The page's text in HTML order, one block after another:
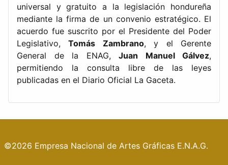
universal y gratuito a la legislación hondureña
mediante la firma de un convenio estratégico. El
acuerdo fue suscrito por el Presidente del Poder
Legislativo,Tomás Zambrano, y el Gerente
General de la ENAG, Juan Manuel Gálvez,
permitiendo la consulta libre de las leyes
publicadas en el Diario Oficial La Gaceta.
©2026 Empresa Nacional de Artes Gráficas E.N.A.G.